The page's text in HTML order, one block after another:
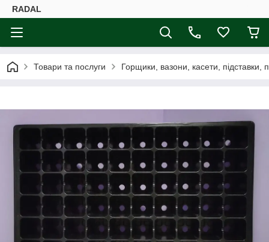
RADAL
Товари та послуги Горщики, вазони, касети, підставки,